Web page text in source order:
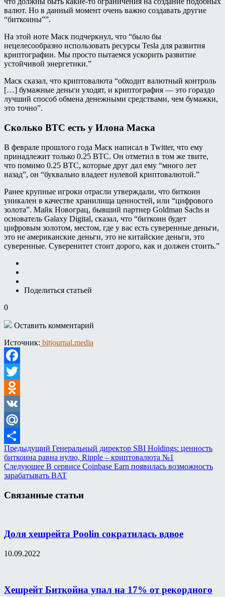
валют. Но в данный момент очень важно создавать другие
“биткоины””.
На этой ноте Маск подчеркнул, что “было бы
нецелесообразно использовать ресурсы Tesla для развития
криптографии. Мы просто пытаемся ускорить развитие
устойчивой энергетики.”
Маск сказал, что криптовалюта “обходит валютный контроль
[…] бумажные деньги уходят, и криптография — это гораздо
лучший способ обмена денежными средствами, чем бумажки,
это точно”.
Сколько BTC есть у Илона Маска
В феврале прошлого года Маск написал в Twitter, что ему
принадлежит только 0.25 BTC. Он отметил в том же твите,
что помимо 0.25 BTC, которые друг дал ему “много лет
назад”, он “буквально владеет нулевой криптовалютой.”
Ранее крупные игроки отрасли утверждали, что биткоин
уникален в качестве хранилища ценностей, или “цифрового
золота”. Майк Новограц, бывший партнер Goldman Sachs и
основатель Galaxy Digital, сказал, что “биткоин будет
цифровым золотом, местом, где у вас есть суверенные деньги,
это не американские деньги, это не китайские деньги, это
суверенные. Суверенитет стоит дорого, как и должен стоить.”
Поделиться статьей
0
Оставить комментарий
Источник: bitjournal.media
Facebook
Twitter
Odnoklassniki
VK
Mail.Ru
Отправить
Предыдущий Генеральный директор SBI Holdings: ценность
биткоина равна нулю, Ripple – криптовалюта №1
Следующее В сервисе Coinbase Earn появилась возможность
зарабатывать BAT
Связанные статьи
Доля хешрейта Poolin сократилась вдвое
10.09.2022
Хешрейт Биткойна упал на 17% от рекордного